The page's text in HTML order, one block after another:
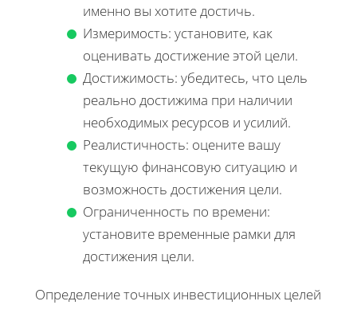
именно вы хотите достичь.
Измеримость: установите, как
оценивать достижение этой цели.
Достижимость: убедитесь, что цель
реально достижима при наличии
необходимых ресурсов и усилий.
Реалистичность: оцените вашу
текущую финансовую ситуацию и
возможность достижения цели.
Ограниченность по времени:
установите временные рамки для
достижения цели.
Определение точных инвестиционных целей